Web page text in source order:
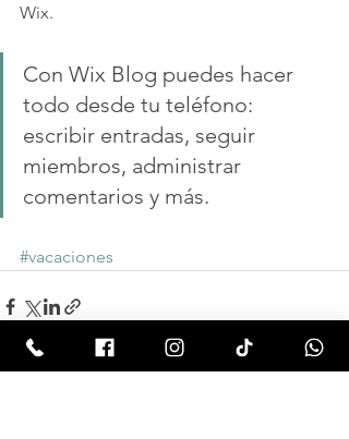
Wix.
Con Wix Blog puedes hacer
todo desde tu teléfono:
escribir entradas, seguir
miembros, administrar
comentarios y más.
#vacaciones